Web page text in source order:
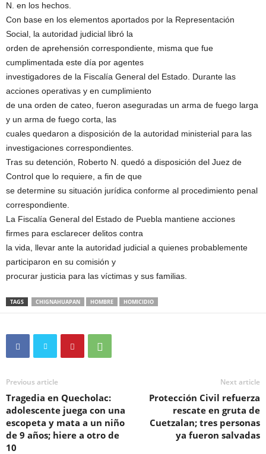
N. en los hechos.
Con base en los elementos aportados por la Representación
Social, la autoridad judicial libró la
orden de aprehensión correspondiente, misma que fue
cumplimentada este día por agentes
investigadores de la Fiscalía General del Estado. Durante las
acciones operativas y en cumplimiento
de una orden de cateo, fueron aseguradas un arma de fuego larga
y un arma de fuego corta, las
cuales quedaron a disposición de la autoridad ministerial para las
investigaciones correspondientes.
Tras su detención, Roberto N. quedó a disposición del Juez de
Control que lo requiere, a fin de que
se determine su situación jurídica conforme al procedimiento penal
correspondiente.
La Fiscalía General del Estado de Puebla mantiene acciones
firmes para esclarecer delitos contra
la vida, llevar ante la autoridad judicial a quienes probablemente
participaron en su comisión y
procurar justicia para las víctimas y sus familias.
TAGS CHIGNAHUAPAN HOMBRE HOMICIDIO
Previous article
Tragedia en Quecholac:
adolescente juega con una
escopeta y mata a un niño
de 9 años; hiere a otro de
10
Next article
Protección Civil refuerza
rescate en gruta de
Cuetzalan; tres personas
ya fueron salvadas